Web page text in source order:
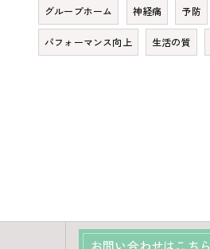
グループホーム 神経痛 予防
パフォーマンス向上 生活の質
お問い合わせはこちら